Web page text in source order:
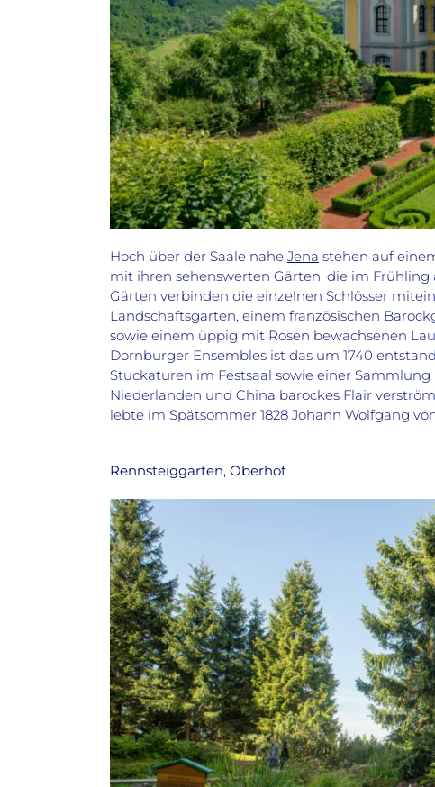
Hoch über der Saale nahe Jena stehen auf
mit ihren sehenswerten Gärten, die im
Gärten verbinden die einzelnen Schlösser
Landschaftsgarten, einem französischen
sowie einem üppig mit Rosen bewachsenen
Dornburger Ensembles ist das um 1740
Stuckaturen im Festsaal sowie einer
Niederlanden und China barockes Flair
lebte im Spätsommer 1828 Johann Wolfgang
Rennsteiggarten, Oberhof